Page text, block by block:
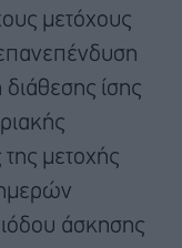
μετόχους
ίσης
μετοχής
άσκησης